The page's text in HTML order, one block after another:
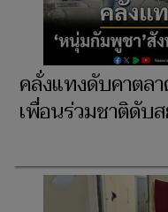
คลั่งแทงดับคาตล
เพื่อนร่วมชาติดับ